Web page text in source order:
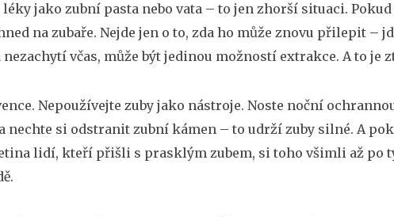
jako zubní pasta nebo vata – to jen zhorší situaci.
na zubaře. Nejde jen o to, zda ho může znovu přilepit –
včas, může být jedinou možností extrakce. A to je
Nepoužívejte zuby jako nástroje. Noste noční
nechte si odstranit zubní kámen – to udrží zuby silné. A
lidí, kteří přišli s prasklým zubem, si toho všimli až po